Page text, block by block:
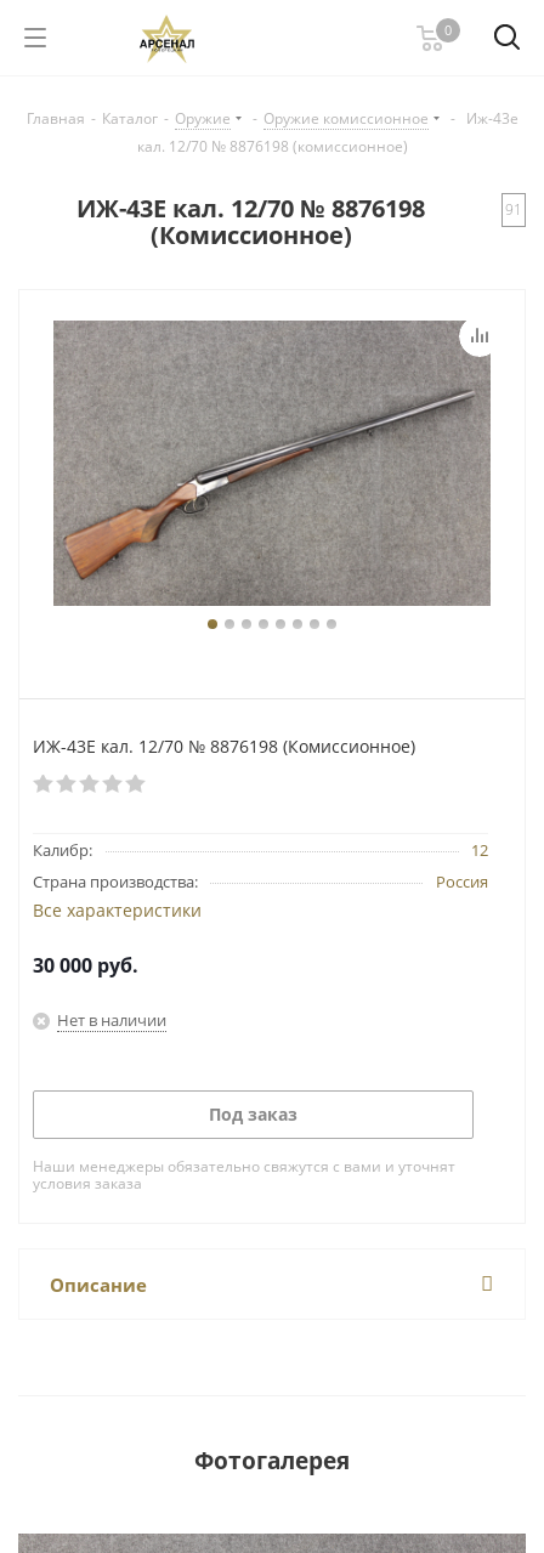
0
Главная - Каталог - Оружие - Оружие комиссионное -
Иж-43е
кал. 12/70 № 8876198 (комиссионное)
ИЖ-43Е кал. 12/70 № 8876198
(Комиссионное)
91
ИЖ-43Е кал. 12/70 № 8876198 (Комиссионное)
Калибр:
12
Страна производства:
Россия
Все характеристики
30 000 руб.
Нет в наличии
Под заказ
Наши менеджеры обязательно свяжутся с вами и уточнят
условия заказа
Описание
Фотогалерея